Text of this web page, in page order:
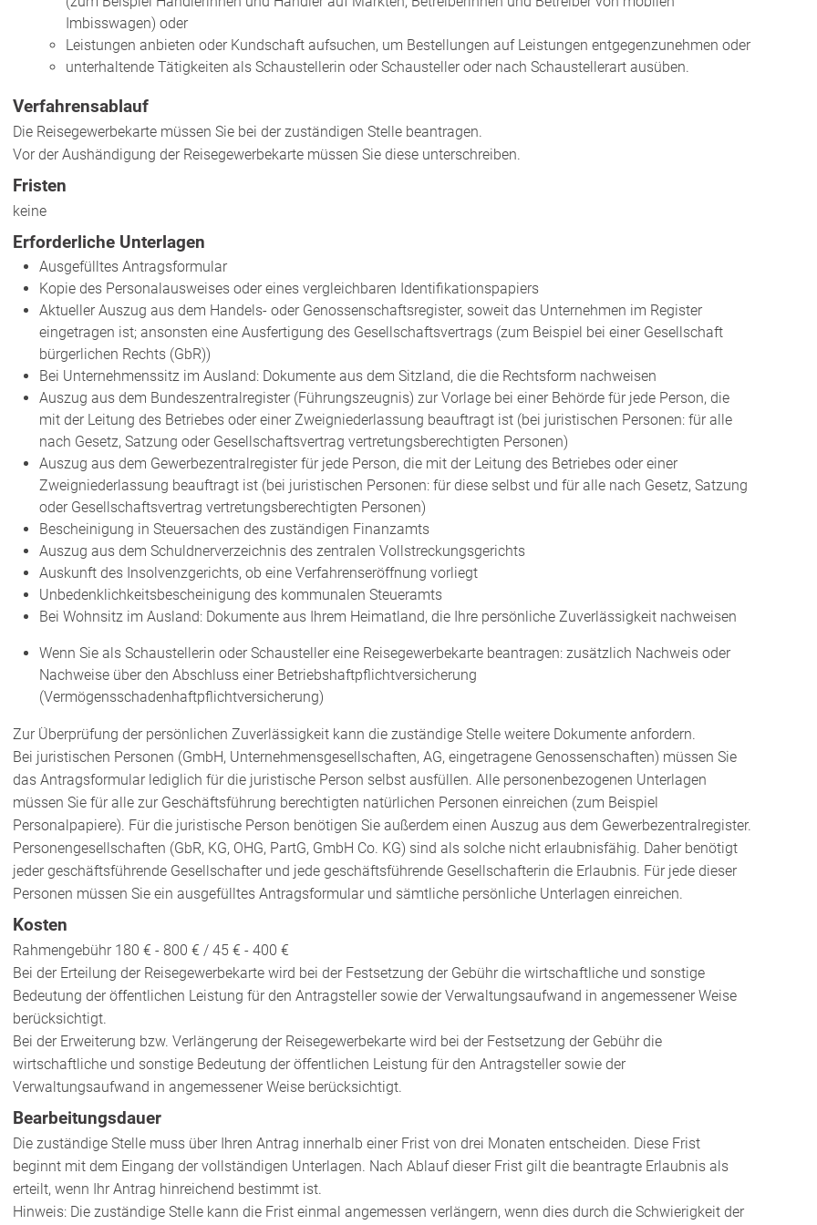
Imbisswagen) oder
Leistungen anbieten oder Kundschaft aufsuchen, um Bestellungen auf Leistungen entgegenzunehmen oder
unterhaltende Tätigkeiten als Schaustellerin oder Schausteller oder nach Schaustellerart ausüben.
Verfahrensablauf
Die Reisegewerbekarte müssen Sie bei der zuständigen Stelle beantragen.
Vor der Aushändigung der Reisegewerbekarte müssen Sie diese unterschreiben.
Fristen
keine
Erforderliche Unterlagen
Ausgefülltes Antragsformular
Kopie des Personalausweises oder eines vergleichbaren Identifikationspapiers
Aktueller Auszug aus dem Handels- oder Genossenschaftsregister, soweit das Unternehmen im Register
eingetragen ist; ansonsten eine Ausfertigung des Gesellschaftsvertrags (zum Beispiel bei einer Gesellschaft
bürgerlichen Rechts (GbR))
Bei Unternehmenssitz im Ausland: Dokumente aus dem Sitzland, die die Rechtsform nachweisen
Auszug aus dem Bundeszentralregister (Führungszeugnis) zur Vorlage bei einer Behörde für jede Person, die
mit der Leitung des Betriebes oder einer Zweigniederlassung beauftragt ist (bei juristischen Personen: für alle
nach Gesetz, Satzung oder Gesellschaftsvertrag vertretungsberechtigten Personen)
Auszug aus dem Gewerbezentralregister für jede Person, die mit der Leitung des Betriebes oder einer
Zweigniederlassung beauftragt ist (bei juristischen Personen: für diese selbst und für alle nach Gesetz, Satzung
oder Gesellschaftsvertrag vertretungsberechtigten Personen)
Bescheinigung in Steuersachen des zuständigen Finanzamts
Auszug aus dem Schuldnerverzeichnis des zentralen Vollstreckungsgerichts
Auskunft des Insolvenzgerichts, ob eine Verfahrenseröffnung vorliegt
Unbedenklichkeitsbescheinigung des kommunalen Steueramts
Bei Wohnsitz im Ausland: Dokumente aus Ihrem Heimatland, die Ihre persönliche Zuverlässigkeit nachweisen
Wenn Sie als Schaustellerin oder Schausteller eine Reisegewerbekarte beantragen: zusätzlich Nachweis oder
Nachweise über den Abschluss einer Betriebshaftpflichtversicherung
(Vermögensschadenhaftpflichtversicherung)
Zur Überprüfung der persönlichen Zuverlässigkeit kann die zuständige Stelle weitere Dokumente anfordern.
Bei juristischen Personen (GmbH, Unternehmensgesellschaften, AG, eingetragene Genossenschaften) müssen Sie
das Antragsformular lediglich für die juristische Person selbst ausfüllen. Alle personenbezogenen Unterlagen
müssen Sie für alle zur Geschäftsführung berechtigten natürlichen Personen einreichen (zum Beispiel
Personalpapiere). Für die juristische Person benötigen Sie außerdem einen Auszug aus dem Gewerbezentralregister.
Personengesellschaften (GbR, KG, OHG, PartG, GmbH Co. KG) sind als solche nicht erlaubnisfähig. Daher benötigt
jeder geschäftsführende Gesellschafter und jede geschäftsführende Gesellschafterin die Erlaubnis. Für jede dieser
Personen müssen Sie ein ausgefülltes Antragsformular und sämtliche persönliche Unterlagen einreichen.
Kosten
Rahmengebühr 180 € - 800 € / 45 € - 400 €
Bei der Erteilung der Reisegewerbekarte wird bei der Festsetzung der Gebühr die wirtschaftliche und sonstige
Bedeutung der öffentlichen Leistung für den Antragsteller sowie der Verwaltungsaufwand in angemessener Weise
berücksichtigt.
Bei der Erweiterung bzw. Verlängerung der Reisegewerbekarte wird bei der Festsetzung der Gebühr die
wirtschaftliche und sonstige Bedeutung der öffentlichen Leistung für den Antragsteller sowie der
Verwaltungsaufwand in angemessener Weise berücksichtigt.
Bearbeitungsdauer
Die zuständige Stelle muss über Ihren Antrag innerhalb einer Frist von drei Monaten entscheiden. Diese Frist
beginnt mit dem Eingang der vollständigen Unterlagen. Nach Ablauf dieser Frist gilt die beantragte Erlaubnis als
erteilt, wenn Ihr Antrag hinreichend bestimmt ist.
Hinweis: Die zuständige Stelle kann die Frist einmal angemessen verlängern, wenn dies durch die Schwierigkeit der